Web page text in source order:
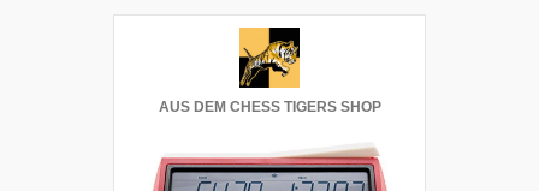
AUS DEM CHESS TIGERS SHOP